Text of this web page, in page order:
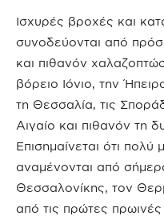
Ισχυρές βροχές και
συνοδεύονται από
και πιθανόν
βόρειο Ιόνιο, την
τη Θεσσαλία, τις
Αιγαίο και πιθανόν τη
Επισημαίνεται ότι
αναμένονται από
Θεσσαλονίκης, τον
από τις πρώτες